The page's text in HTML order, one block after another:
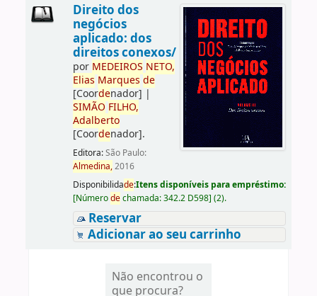
Direito dos
negócios
aplicado: dos
direitos conexos/
por MEDEIROS NETO,
Elias Marques de
[Coordenador] |
SIMÃO FILHO,
Adalberto
[Coordenador].
Editora:São Paulo:
Almedina,2016
Disponibilidade:Itens disponíveis para empréstimo:
[Númerodechamada:342.2 D598] (2).
Reservar
Adicionar ao seu carrinho
Não encontrou o
que procura?